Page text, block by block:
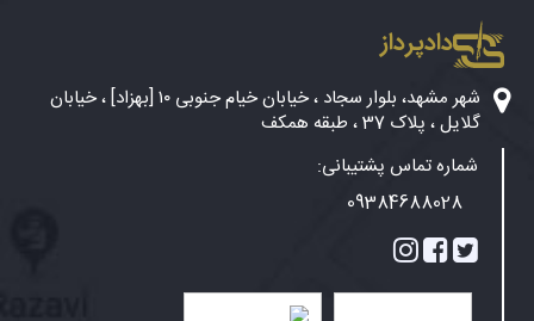
دادپرداز
شهر مشهد، بلوار سجاد ، خیابان خیام جنوبی ۱۰ [بهزاد] ، خیابان
گلایل ، پلاک 37 ، طبقه همکف
شماره تماس پشتیبانی:
09384688028